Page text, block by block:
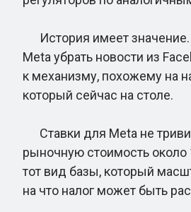
История имеет значение.
Meta убрать новости из
к механизму, похожему на
который сейчас на столе.
Ставки для Meta не
рыночную стоимость около
тот вид базы, который
на что налог может быть